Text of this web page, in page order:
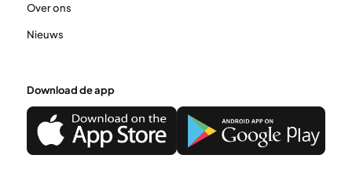
Over ons
Nieuws
Download de app